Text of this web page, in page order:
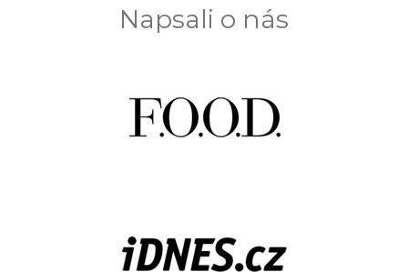
Napsali o nás